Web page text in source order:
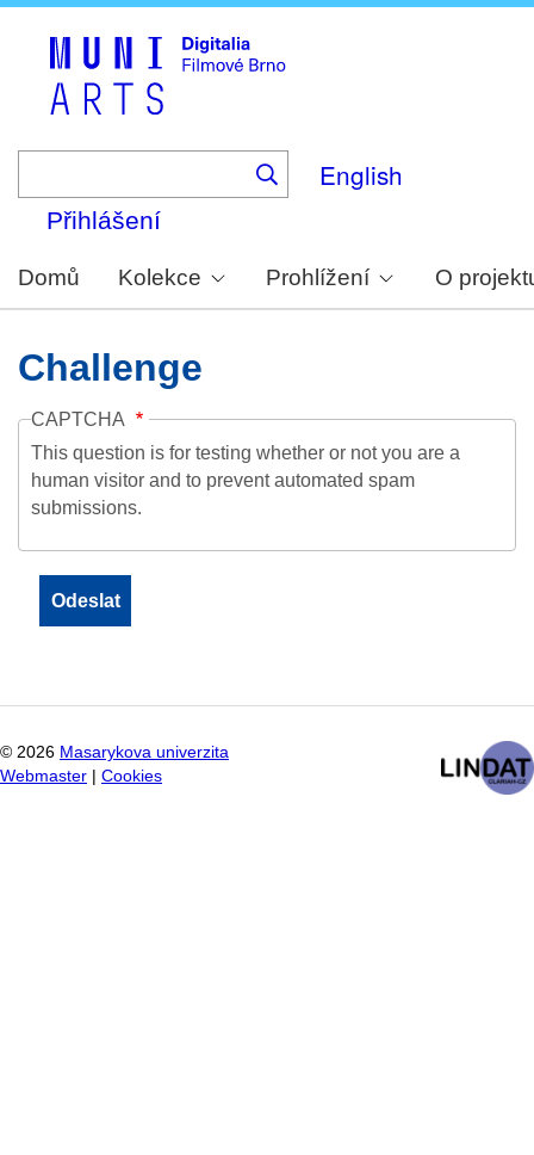
English
Přihlášení
Domů Kolekce Prohlížení O
Challenge
CAPTCHA
This question is for testing whether or not you are a
human visitor and to prevent automated spam
submissions.
© 2026 Masarykova univerzita
Webmaster
Cookies